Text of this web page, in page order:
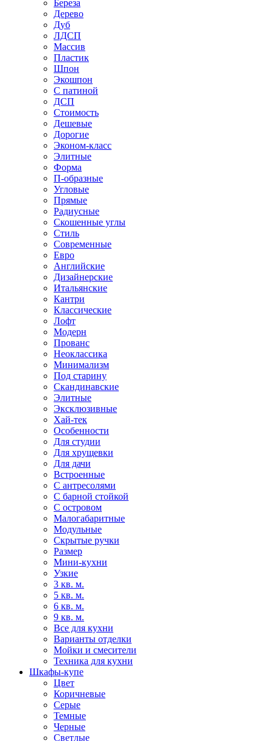
Береза
Дерево
Дуб
ЛДСП
Массив
Пластик
Шпон
Экошпон
С патиной
ДСП
Стоимость
Дешевые
Дорогие
Эконом-класс
Элитные
Форма
П-образные
Угловые
Прямые
Радиусные
Скошенные углы
Стиль
Современные
Евро
Английские
Дизайнерские
Итальянские
Кантри
Классические
Лофт
Модерн
Прованс
Неоклассика
Минимализм
Под старину
Скандинавские
Элитные
Эксклюзивные
Хай-тек
Особенности
Для студии
Для хрущевки
Для дачи
Встроенные
С антресолями
С барной стойкой
С островом
Малогабаритные
Модульные
Скрытые ручки
Размер
Мини-кухни
Узкие
3 кв. м.
5 кв. м.
6 кв. м.
9 кв. м.
Все для кухни
Варианты отделки
Мойки и смесители
Техника для кухни
Шкафы-купе
Цвет
Коричневые
Серые
Темные
Черные
Светлые